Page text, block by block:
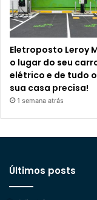
Eletroposto Leroy
o lugar do seu
elétrico e de tudo
sua casa precisa!
1 semana atrás
Últimos posts